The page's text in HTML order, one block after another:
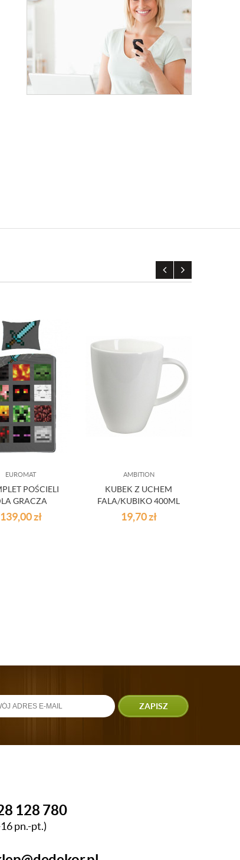
EUROMAT
POŚCIELI
GRACZA
MINECRAFT
139,00zł
AMBITION
KUBEK Z UCHEM
FALA/KUBIKO 400ML
PORCELANA
19,70zł
ZAPISZ
128 780
pn.-pt.)